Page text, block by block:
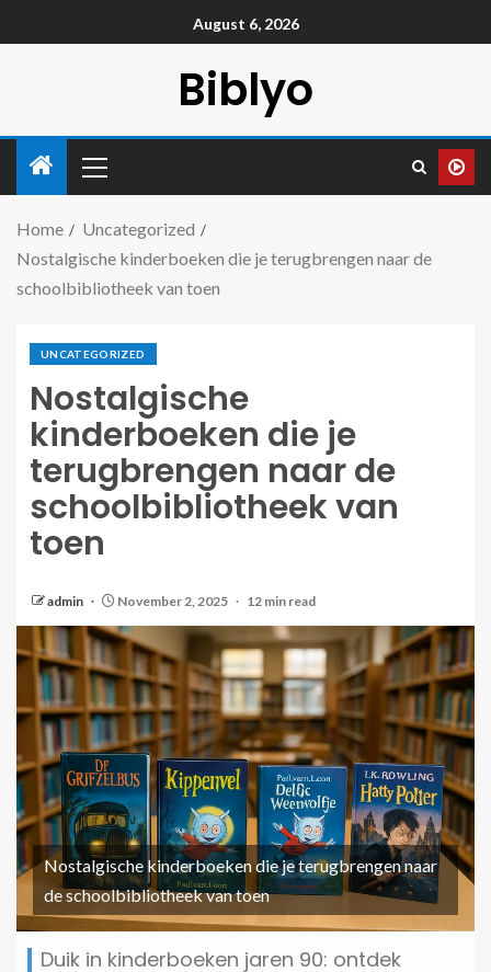
August 6, 2026
Biblyo
Home
Uncategorized
Nostalgische kinderboeken die je terugbrengen naar de
schoolbibliotheek van toen
UNCATEGORIZED
Nostalgische
kinderboeken die je
terugbrengen naar de
schoolbibliotheek van
toen
admin November 2, 2025 12 min read
Nostalgische kinderboeken die je terugbrengen naar
de schoolbibliotheek van toen
Duik in kinderboeken jaren 90: ontdek